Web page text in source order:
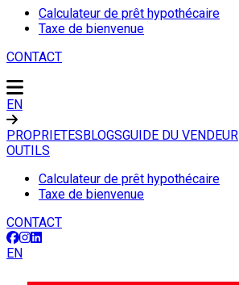
Calculateur de prêt hypothécaire
Taxe de bienvenue
CONTACT
EN
PROPRIETESBLOGSGUIDE DU VENDEUR
OUTILS
Calculateur de prêt hypothécaire
Taxe de bienvenue
CONTACT
EN